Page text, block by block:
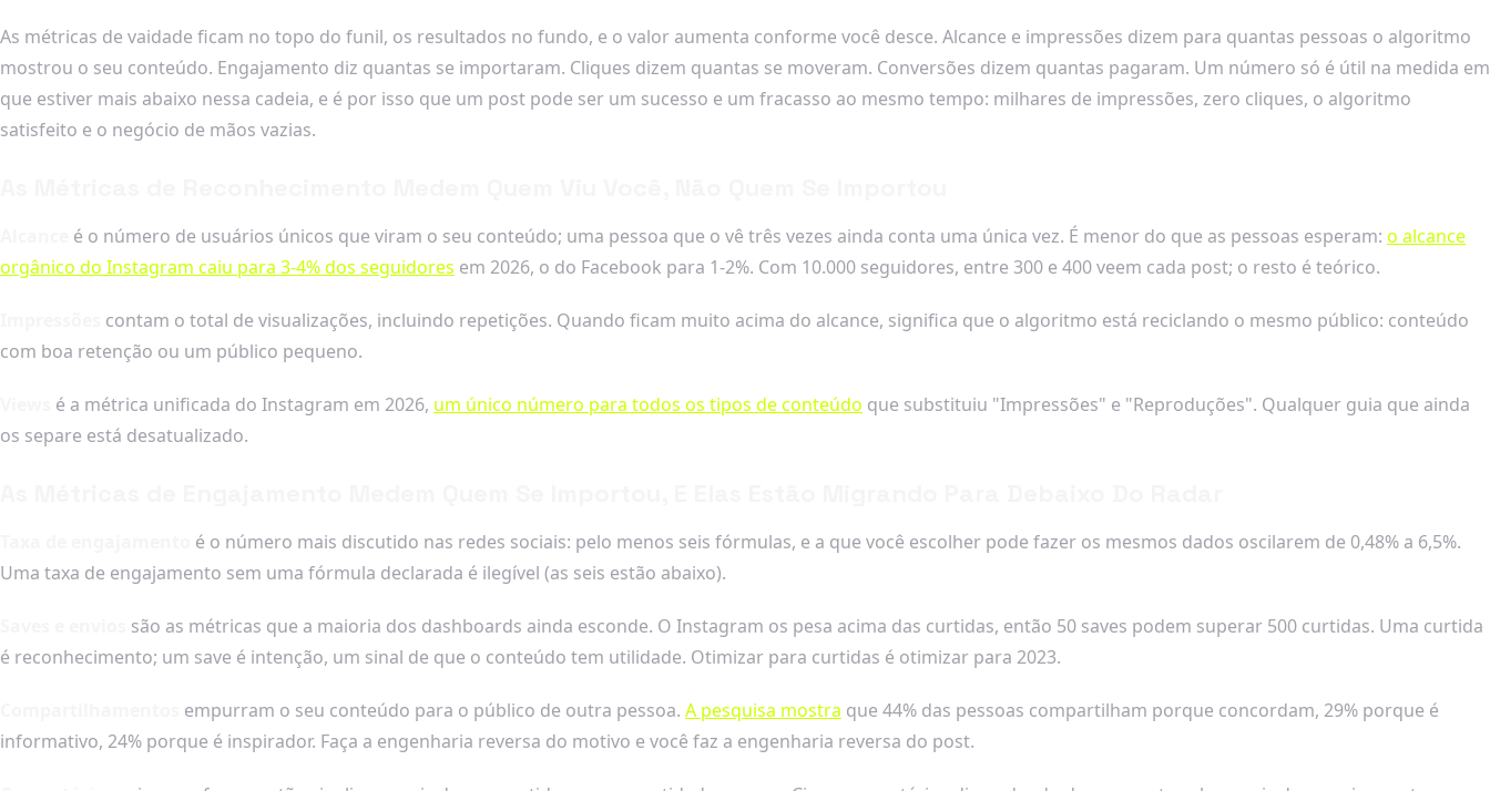
As métricas de vaidade ficam no topo do funil, os resultados no fundo, e o valor aumenta conforme você desce. Alcance e impressões dizem para quantas pessoas o algoritmo
mostrou o seu conteúdo. Engajamento diz quantas se importaram. Cliques dizem quantas se moveram. Conversões dizem quantas pagaram. Um número só é útil na medida em
que estiver mais abaixo nessa cadeia, e é por isso que um post pode ser um sucesso e um fracasso ao mesmo tempo: milhares de impressões, zero cliques, o algoritmo
satisfeito e o negócio de mãos vazias.
é o número de usuários únicos que viram o seu conteúdo; uma pessoa que o vê três vezes ainda conta uma única vez. É menor do que as pessoas esperam: o alcance
orgânico do Instagram caiu para 3-4% dos seguidores em 2026, o do Facebook para 1-2%. Com 10.000 seguidores, entre 300 e 400 veem cada post; o resto é teórico.
contam o total de visualizações, incluindo repetições. Quando ficam muito acima do alcance, significa que o algoritmo está reciclando o mesmo público: conteúdo
com boa retenção ou um público pequeno.
é a métrica unificada do Instagram em 2026, um único número para todos os tipos de conteúdo que substituiu "Impressões" e "Reproduções". Qualquer guia que ainda
os separe está desatualizado.
é o número mais discutido nas redes sociais: pelo menos seis fórmulas, e a que você escolher pode fazer os mesmos dados oscilarem de 0,48% a 6,5%.
Uma taxa de engajamento sem uma fórmula declarada é ilegível (as seis estão abaixo).
são as métricas que a maioria dos dashboards ainda esconde. O Instagram os pesa acima das curtidas, então 50 saves podem superar 500 curtidas. Uma curtida
é reconhecimento; um save é intenção, um sinal de que o conteúdo tem utilidade. Otimizar para curtidas é otimizar para 2023.
empurram o seu conteúdo para o público de outra pessoa. A pesquisa mostra que 44% das pessoas compartilham porque concordam, 29% porque é
informativo, 24% porque é inspirador. Faça a engenharia reversa do motivo e você faz a engenharia reversa do post.